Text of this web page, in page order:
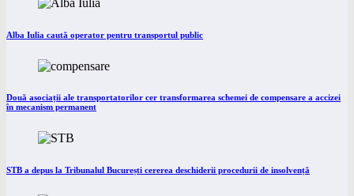
Alba Iulia caută operator pentru transportul public
Două asociații ale transportatorilor cer transformarea schemei de compensare a accizei
în mecanism permanent
STB a depus la Tribunalul București cererea deschiderii procedurii de insolvență